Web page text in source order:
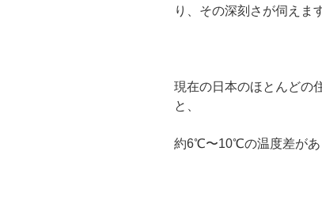
り、その深刻さが伺えま
現在の日本のほとんどの
と、
約6℃〜10℃の温度差があ